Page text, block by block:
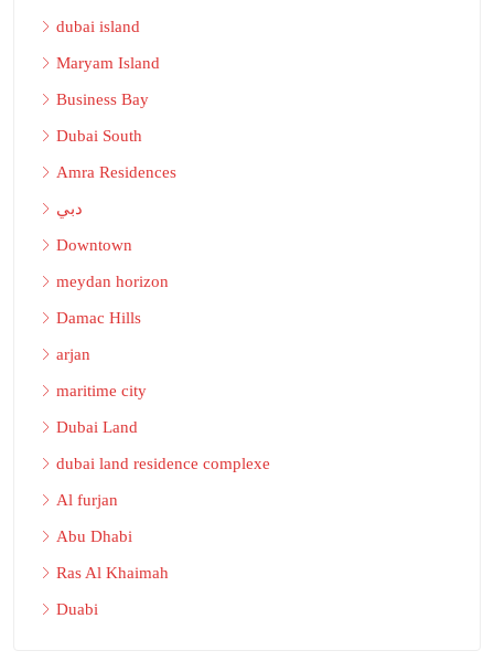
dubai island
Maryam Island
Business Bay
Dubai South
Amra Residences
دبي
Downtown
meydan horizon
Damac Hills
arjan
maritime city
Dubai Land
dubai land residence complexe
Al furjan
Abu Dhabi
Ras Al Khaimah
Duabi